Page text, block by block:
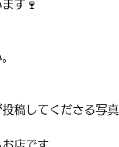
す🍷
稿してくださる写真
店です。